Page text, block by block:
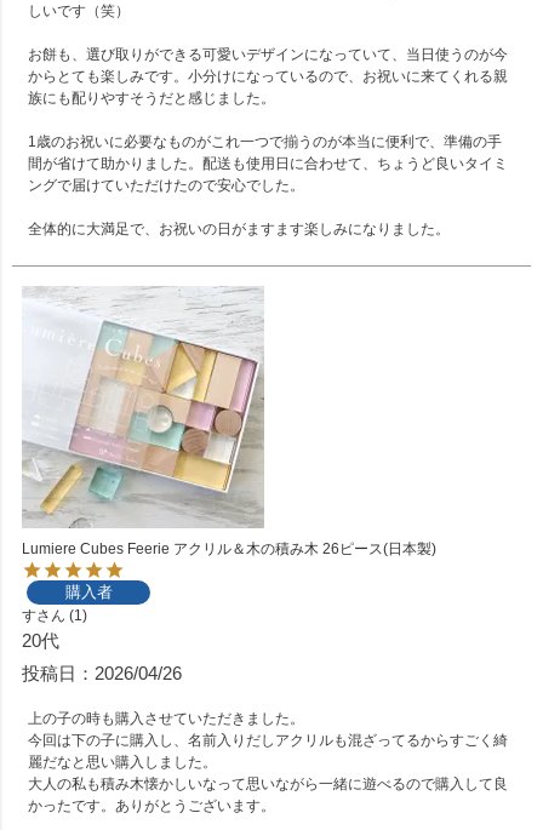
しいです（笑）
お餅も、選び取りができる可愛いデザインになっていて、当日使うのが今
からとても楽しみです。小分けになっているので、お祝いに来てくれる親
族にも配りやすそうだと感じました。
1歳のお祝いに必要なものがこれ一つで揃うのが本当に便利で、準備の手
間が省けて助かりました。配送も使用日に合わせて、ちょうど良いタイミ
ングで届けていただけたので安心でした。
全体的に大満足で、お祝いの日がますます楽しみになりました。
Lumiere Cubes Feerie アクリル＆木の積み木 26ピース(日本製)
購入者
す 1
20代
投稿日
2026/04/26
上の子の時も購入させていただきました。
今回は下の子に購入し、名前入りだしアクリルも混ざってるからすごく綺
麗だなと思い購入しました。
大人の私も積み木懐かしいなって思いながら一緒に遊べるので購入して良
かったです。ありがとうございます。